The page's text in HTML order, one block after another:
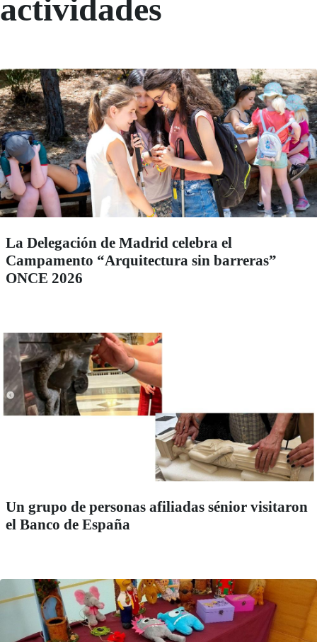
actividades
La Delegación de Madrid celebra el
Campamento “Arquitectura sin barreras”
ONCE 2026
Un grupo de personas afiliadas sénior visitaron
el Banco de España